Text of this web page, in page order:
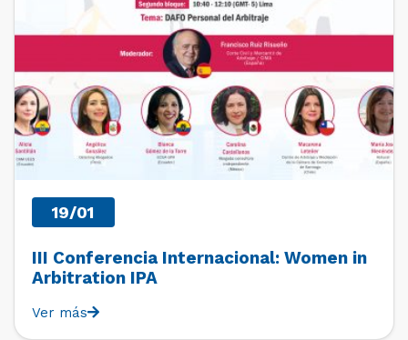
19/01
III Conferencia Internacional: Women in
Arbitration IPA
Ver más